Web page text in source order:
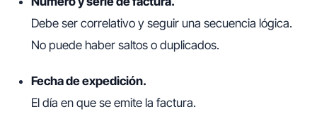
Debe ser correlativo y seguir una secuencia lógica.
No puede haber saltos o duplicados.
Fecha de expedición.
El día en que se emite la factura.